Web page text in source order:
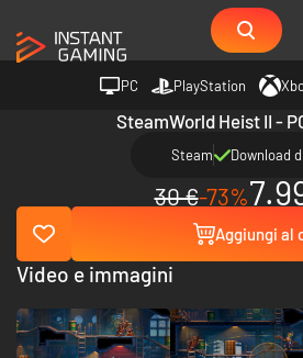
PC PlayStation
SteamWorld Heist II -
Steam Download
30 €-73%
Aggiungi al
Video e immagini